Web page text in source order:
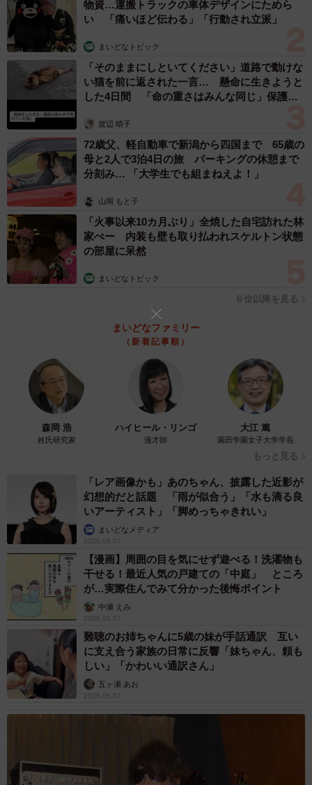
2/7
日本人の英語の方がかっこいいっていう固定概念を払拭すべく、平仮名
と筆記体を融合させてみた（日吉拓哉さんTwitterより）
1～2カ月で制作しました！
ーー考案が難しかった字はありますか？
「き、こ、ぬ、ね」などです。左側に棒がくる「け、は、
ほ」なども苦戦しました。小文字のgの様にガイドラインの
下側をくぐる形なども考えたのですが、どうも統一感が無
くなってしまったり…。「こ」も斜めの線で構成していた
のですが、「こ」である事が分かりすぎたり…と、試行錯
誤してました。
試行錯誤がうかがえる制作途中の様子。（画像：日吉さん提供）
物資…運搬トラックの車体デザインにためら
い 「痛いほど伝わる」「行動され立派」
まいどなトピック
「そのままにしといてください」道路で動けな
い猫を前に返された一言… 懸命に生きようと
した4日間 「命の重さはみんな同じ」保護団
渡辺 晴子
72歳父、軽自動車で新潟から四国まで 65歳の
母と2人で3泊4日の旅 パーキングの休憩まで
分刻み… 「大学生でも組まねえよ！」
山岡 もと子
「火事以来10カ月ぶり」全焼した自宅訪れた林
家ぺー 内装も壁も取り払われスケルトン状態
の部屋に呆然
まいどなトピック
６位以降を見る
まいどなファミリー
（新着記事順）
森岡 浩
姓氏研究家
ハイヒール・リンゴ
漫才師
大江 篤
園田学園女子大学学長
もっと見る
「レア画像かも」あのちゃん、披露した近影が
幻想的だと話題 「雨が似合う」「水も滴る良
いアーティスト」「脚めっちゃきれい」
まいどなメディア
2026.08.07
【漫画】周囲の目を気にせず遊べる！洗濯物も
干せる！最近人気の戸建ての「中庭」 ところ
が…実際住んでみて分かった後悔ポイント
中瀬 えみ
2026.08.07
難聴のお姉ちゃんに5歳の妹が手話通訳 互い
に支え合う家族の日常に反響「妹ちゃん、頼も
しい」「かわいい通訳さん」
五ヶ瀬 あお
2026.08.07